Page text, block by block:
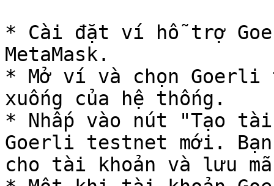
* Cài đặt ví hỗ trợ
MetaMask.
* Mở ví và chọn Goerli
xuống của hệ thống.
* Nhấp vào nút "Tạo
Goerli testnet mới. Bạn
cho tài khoản và lưu